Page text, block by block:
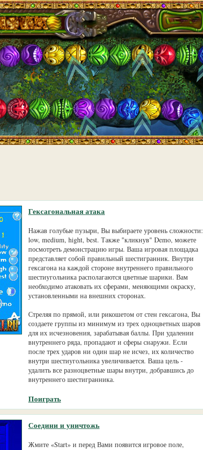
Гексагональная атака
Нажав голубые пузыри, Вы выбираете уровень сложности:
low, medium, hight, best. Также "кликнув" Demo, можете
посмотреть демонстрацию игры. Ваша игровая площадка
представляет собой правильный шестигранник. Внутри
гексагона на каждой стороне внутреннего правильного
шестиугольника располагаются цветные шарики. Вам
необходимо атаковать их сферами, меняющими окраску,
установленными на внешних сторонах.
Стреляя по прямой, или рикошетом от стен гексагона, Вы
создаете группы из минимум из трех одноцветных шаров
для их исчезновения, зарабатывая баллы. При удалении
внутреннего ряда, пропадают и сферы снаружи. Если
после трех ударов ни один шар не исчез, их количество
внутри шестиугольника увеличивается. Ваша цель -
удалить все разноцветные шары внутри, добравшись до
внутреннего шестигранника.
Поиграть
Соедини и уничтожь
Жмите «Start» и перед Вами появится игровое поле,